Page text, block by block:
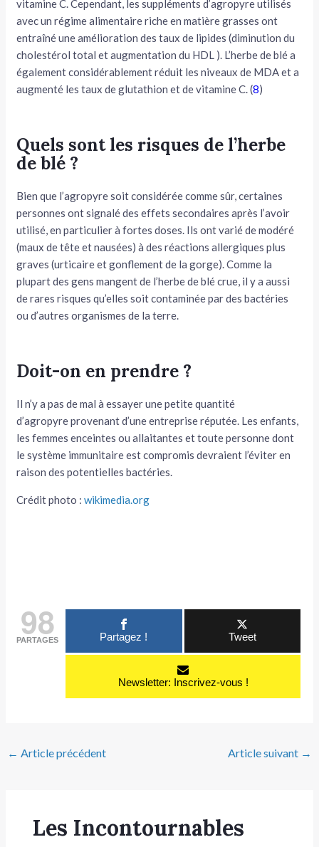
vitamine C. Cependant, les suppléments d’agropyre utilisés
avec un régime alimentaire riche en matière grasses ont
entraîné une amélioration des taux de lipides (diminution du
cholestérol total et augmentation du HDL ). L’herbe de blé a
également considérablement réduit les niveaux de MDA et a
augmenté les taux de glutathion et de vitamine C. (8)
Quels sont les risques de l’herbe
de blé ?
Bien que l’agropyre soit considérée comme sûr, certaines
personnes ont signalé des effets secondaires après l’avoir
utilisé, en particulier à fortes doses. Ils ont varié de modéré
(maux de tête et nausées) à des réactions allergiques plus
graves (urticaire et gonflement de la gorge). Comme la
plupart des gens mangent de l’herbe de blé crue, il y a aussi
de rares risques qu’elles soit contaminée par des bactéries
ou d’autres organismes de la terre.
Doit-on en prendre ?
Il n’y a pas de mal à essayer une petite quantité
d’agropyre provenant d’une entreprise réputée. Les enfants,
les femmes enceintes ou allaitantes et toute personne dont
le système immunitaire est compromis devraient l’éviter en
raison des potentielles bactéries.
Crédit photo : wikimedia.org
98
PARTAGES Partagez ! Tweet
Newsletter: Inscrivez-vous !
← Article précédent Article suivant →
Les Incontournables